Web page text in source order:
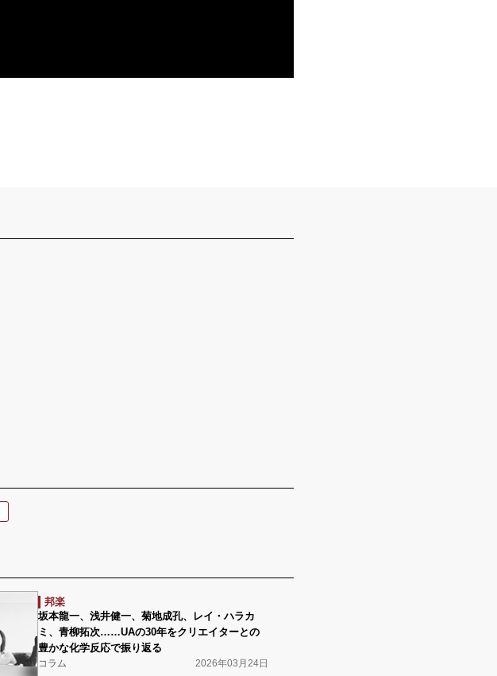
邦楽
坂本龍一、浅井健一、菊地成孔、レイ・ハラカ
ミ、青柳拓次……UAの30年をクリエイターとの
豊かな化学反応で振り返る
コラム 2026年03月24日